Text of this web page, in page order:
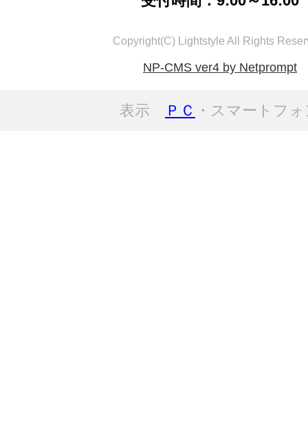
Copyright(C) Lightstyle All Rights
NP-CMS ver4 by Netprompt
表示 ＰＣ ・スマートフ